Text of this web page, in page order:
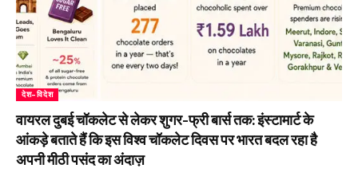
देश-विदेश
वायरल दुबई चॉकलेट से लेकर शुगर-फ्री बार्स तक: इंस्टामार्ट के
आंकड़े बताते हैं कि इस विश्व चॉकलेट दिवस पर भारत बदल रहा है
अपनी मीठी पसंद का अंदाज़